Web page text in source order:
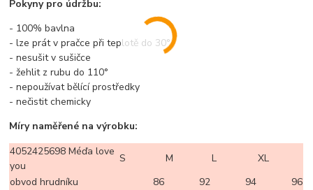
Pokyny pro údržbu:
- 100% bavlna
- lze prát v pračce při teplotě do 30°
- nesušit v sušičce
- žehlit z rubu do 110°
- nepoužívat bělící prostředky
- nečistit chemicky
Míry naměřené na výrobku:
4052425698 Méďa love
you
S M L
XL
obvod hrudníku
86 92 94
96